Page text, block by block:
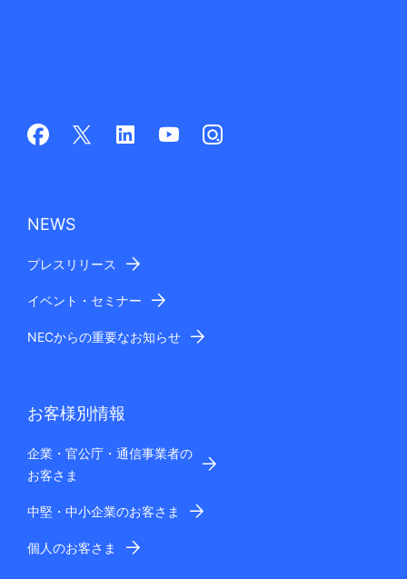
NEWS
プレスリリース
イベント・セミナー
NECからの重要なお知らせ
お客様別情報
企業・官公庁・通信事業者の
お客さま
中堅・中小企業のお客さま
個人のお客さま